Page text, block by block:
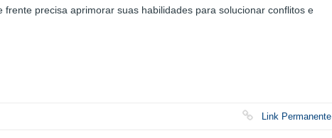
precisa aprimorar suas habilidades para solucionar conflitos e
Link Permanente